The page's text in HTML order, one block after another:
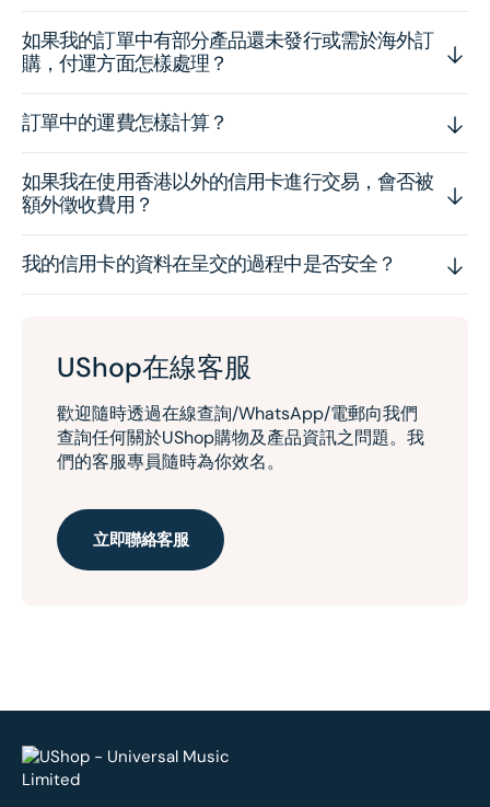
如果我的訂單中有部分產品還未發行或需於海外訂
購，付運方面怎樣處理？
訂單中的運費怎樣計算？
如果我在使用香港以外的信用卡進行交易，會否被
額外徵收費用？
我的信用卡的資料在呈交的過程中是否安全？
UShop在線客服
歡迎隨時透過在線查詢/WhatsApp/電郵向我們
查詢任何關於UShop購物及產品資訊之問題。我
們的客服專員隨時為你效名。
立即聯絡客服